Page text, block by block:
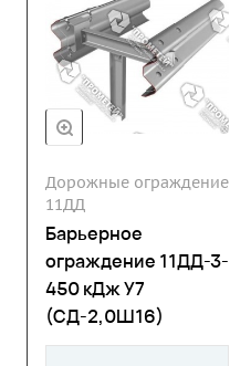
Дорожные ограждение
11ДД
Барьерное
ограждение 11ДД-3-
450 кДж У7
(СД-2,0Ш16)